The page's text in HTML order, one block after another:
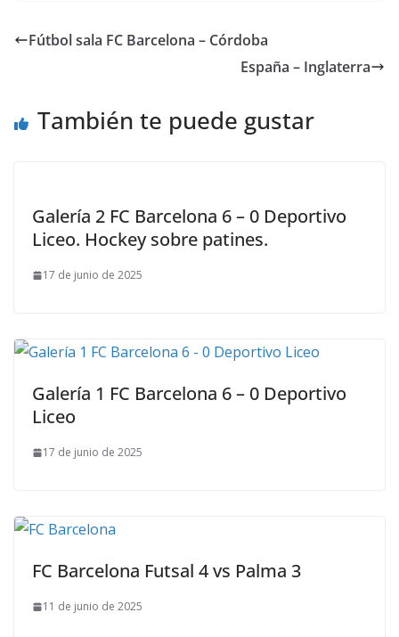
Fútbol sala FC Barcelona – Córdoba
España – Inglaterra
También te puede gustar
Galería 2 FC Barcelona 6 – 0 Deportivo
Liceo. Hockey sobre patines.
17 de junio de 2025
Galería 1 FC Barcelona 6 – 0 Deportivo
Liceo
17 de junio de 2025
FC Barcelona Futsal 4 vs Palma 3
11 de junio de 2025